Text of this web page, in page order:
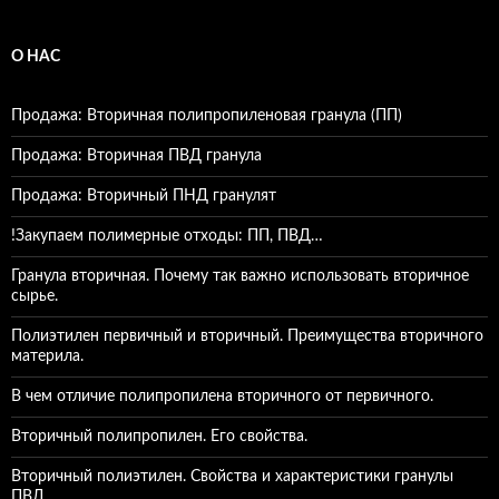
О НАС
Продажа: Вторичная полипропиленовая гранула (ПП)
Продажа: Вторичная ПВД гранула
Продажа: Вторичный ПНД гранулят
!Закупаем полимерные отходы: ПП, ПВД…
Гранула вторичная. Почему так важно использовать вторичное
сырье.
Полиэтилен первичный и вторичный. Преимущества вторичного
материла.
В чем отличие полипропилена вторичного от первичного.
Вторичный полипропилен. Его свойства.
Вторичный полиэтилен. Свойства и характеристики гранулы